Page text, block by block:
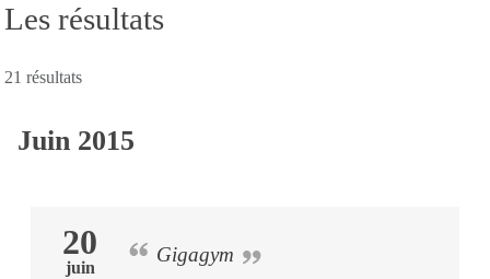
Les résultats
21 résultats
Juin 2015
20
juin
Gigagym